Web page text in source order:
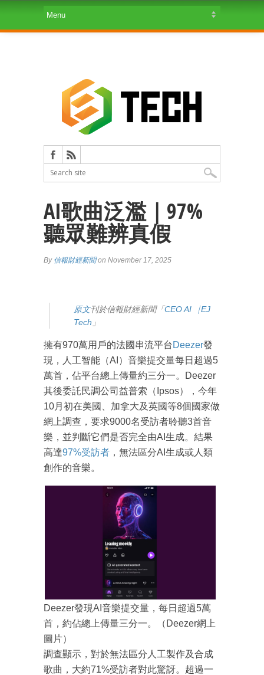
AI歌曲泛濫｜97%
聽眾難辨真假
By 信報財經新聞on November 17, 2025
原文刊於信報財經新聞「CEO AI⎹ EJ
Tech 」
擁有970萬用戶的法國串流平台 Deezer發
現，人工智能（AI）音樂提交量每日超過5
萬首，佔平台總上傳量約三分一。Deezer
其後委託民調公司益普索（Ipsos），今年
10月初在美國、加拿大及英國等8個國家做
網上調查，要求9000名受訪者聆聽3首音
樂，並判斷它們是否完全由AI生成。結果
高達97%受訪者 ，無法區分AI生成或人類
創作的音樂。
Deezer發現AI音樂提交量，每日超過5萬
首，約佔總上傳量三分一。（Deezer網上
圖片）
調查顯示，對於無法區分人工製作及合成
歌曲，大約71%受訪者對此驚訝。超過一